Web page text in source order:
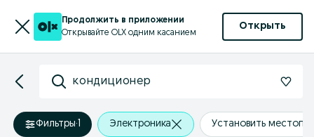
Продолжить в приложении
Открывайте OLX одним касанием
Открыть
кондиционер
Фильтры·1 Электроника Установить